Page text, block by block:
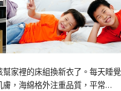
幫家裡的床組換新衣了。每天睡
膚，海綿格外注重品質，平常…